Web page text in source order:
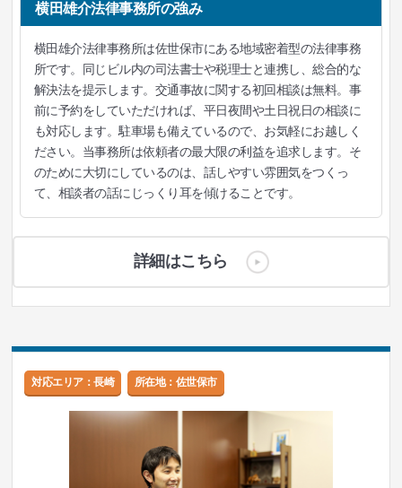
横田雄介法律事務所の強み
横田雄介法律事務所は佐世保市にある地域密着型の法律事務
所です。同じビル内の司法書士や税理士と連携し、総合的な
解決法を提示します。交通事故に関する初回相談は無料。事
前に予約をしていただければ、平日夜間や土日祝日の相談に
も対応します。駐車場も備えているので、お気軽にお越しく
ださい。当事務所は依頼者の最大限の利益を追求します。そ
のために大切にしているのは、話しやすい雰囲気をつくっ
て、相談者の話にじっくり耳を傾けることです。
詳細はこちら
対応エリア：長崎 所在地：佐世保市